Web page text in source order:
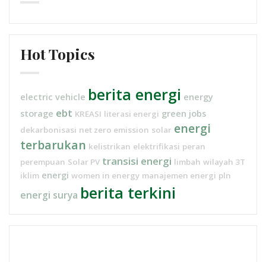
Hot Topics
electric vehicle berita energi energy
storage ebt KREASI literasi energi green jobs
dekarbonisasi net zero emission solar energi
terbarukan kelistrikan elektrifikasi peran
perempuan Solar PV transisi energi limbah wilayah 3T
iklim energi women in energy manajemen energi pln
energi surya berita terkini